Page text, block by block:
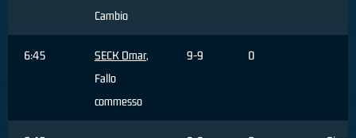
Cambio
6:45 SECK Omar,
Fallo
commesso
9-9 0